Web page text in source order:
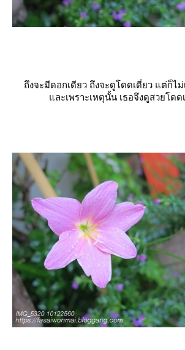
ถึงจะมีดอกเดียว ถึงจะดูโดดเดี่ยว แต่ก็ไ
ละเพราะเหตุนั้น เธอจึงดูสวยโดด